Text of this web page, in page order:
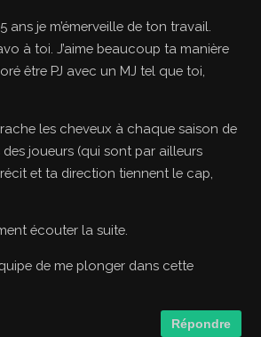
ans je m’émerveille de ton travail.
à toi. J’aime beaucoup ta manière
être PJ avec un MJ tel que toi,
les cheveux à chaque saison de
joueurs (qui sont par ailleurs
et ta direction tiennent le cap,
écouter la suite.
de me plonger dans cette
Répondre